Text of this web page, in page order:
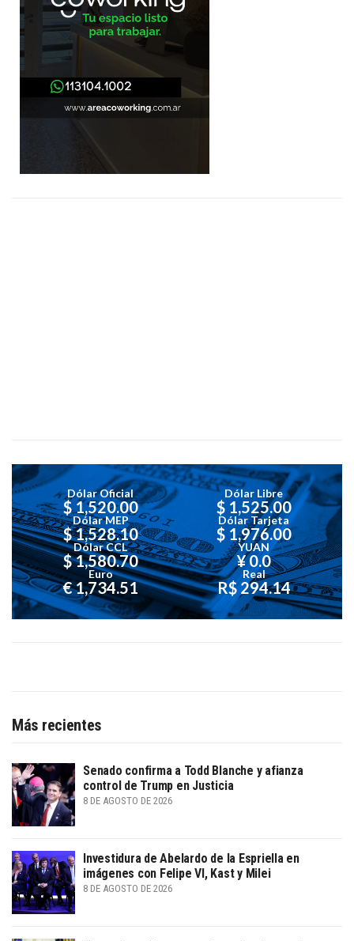
Dólar Oficial
$ 1,520.00
Dólar Libre
$ 1,525.00
Dólar MEP
$ 1,528.10
Dólar Tarjeta
$ 1,976.00
Dólar CCL
$ 1,580.70
YUAN
¥ 0.0
Euro
€ 1,734.51
Real
R$ 294.14
Más recientes
Senado confirma a Todd Blanche y afianza
control de Trump en Justicia
8 DE AGOSTO DE 2026
Investidura de Abelardo de la Espriella en
imágenes con Felipe VI, Kast y Milei
8 DE AGOSTO DE 2026